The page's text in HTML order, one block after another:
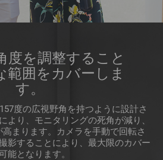
度を調整すること
範囲をカバーしま
す。
度の広視野角を持つように設計さ
より、モニタリングの死角が減り、
まります。カメラを手動で回転さ
影することにより、最大限のカバー
能となります。